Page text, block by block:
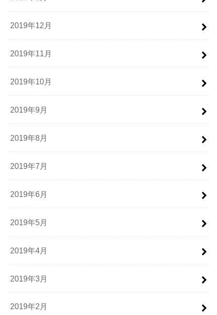
2019年12月
2019年11月
2019年10月
2019年9月
2019年8月
2019年7月
2019年6月
2019年5月
2019年4月
2019年3月
2019年2月